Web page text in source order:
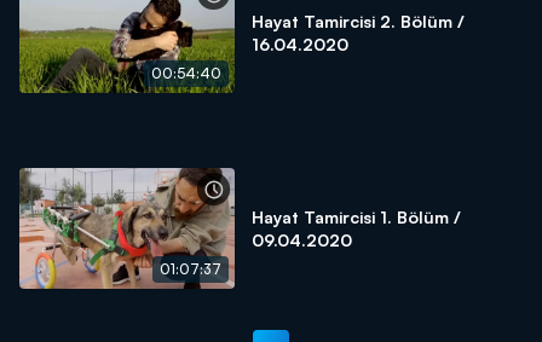
00:54:40
Hayat Tamircisi 2. Bölüm /
16.04.2020
01:07:37
Hayat Tamircisi 1. Bölüm /
09.04.2020